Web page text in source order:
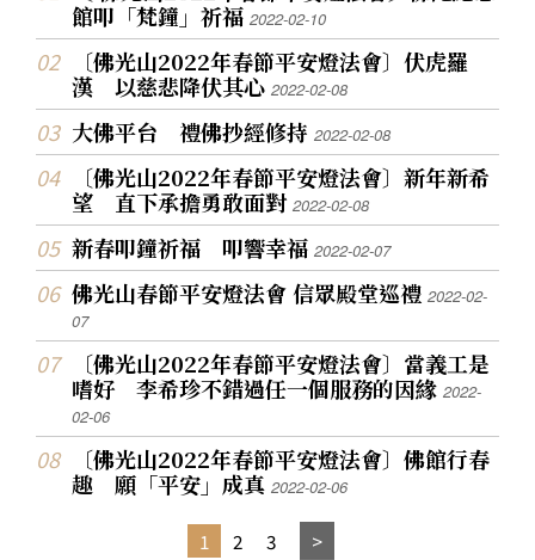
館叩「梵鐘」祈福2022-02-10
〔佛光山2022年春節平安燈法會〕伏虎羅
漢 以慈悲降伏其心2022-02-08
大佛平台 禮佛抄經修持2022-02-08
〔佛光山2022年春節平安燈法會〕新年新希
望 直下承擔勇敢面對2022-02-08
新春叩鐘祈福 叩響幸福2022-02-07
佛光山春節平安燈法會 信眾殿堂巡禮2022-02-
07
〔佛光山2022年春節平安燈法會〕當義工是
嗜好 李希珍不錯過任一個服務的因緣2022-
02-06
〔佛光山2022年春節平安燈法會〕佛館行春
趣 願「平安」成真2022-02-06
1 2 3